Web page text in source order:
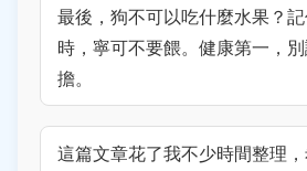
最後，狗不可以吃什麼水果？
時，寧可不要餵。健康第一，
擔。
這篇文章花了我不少時間整理